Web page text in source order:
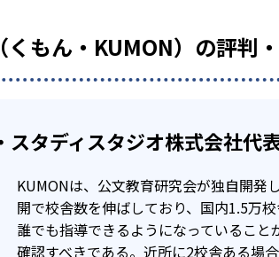
くもん・KUMON）の評判
スタディスタジオ株式会社代
KUMONは、公文教育研究会が独自開発
開で校舎数を伸ばしており、国内1.5万
誰でも指導できるようになっているこ
確認すべきである。近所に2校舎ある場